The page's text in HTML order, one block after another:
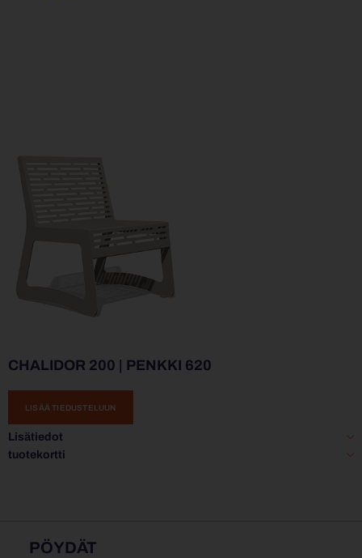
CHALIDOR 200 | PENKKI 620
LISÄÄ TIEDUSTELUUN
Lisätiedot
tuotekortti
PÖYDÄT